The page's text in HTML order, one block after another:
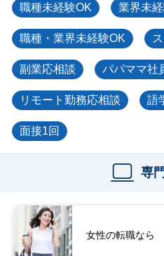
職種未経験OK 業界未
職種・業界未経験OK
副業応相談 パパママ社
リモート勤務応相談 語
面接1回
専
女性の転職なら